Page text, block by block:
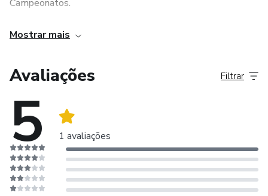
Campeonatos.
Sucesso nos seus cursos online, e venda de apostilas e
Sucesso em seus cursos presenciais e a distância
Mostrar mais
Avaliações
5 1 avaliações
Filtrar